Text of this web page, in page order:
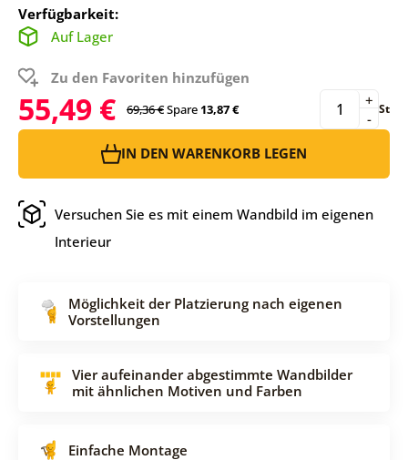
Verfügbarkeit:
Auf Lager
Zu den Favoriten hinzufügen
55,49 € 69,36 €Spare13,87 € -
+ St
IN DEN WARENKORB LEGEN
Versuchen Sie es mit einem Wandbild im eigenen
Interieur
Möglichkeit der Platzierung nach eigenen
Vorstellungen
Vier aufeinander abgestimmte Wandbilder
mit ähnlichen Motiven und Farben
Einfache Montage